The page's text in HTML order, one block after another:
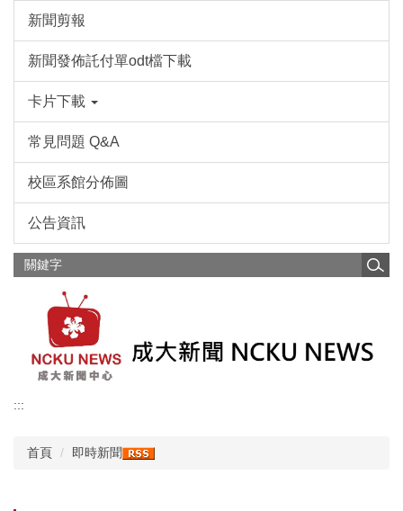
新聞剪報
新聞發佈託付單odt檔下載
卡片下載
常見問題 Q&A
校區系館分佈圖
公告資訊
:::
首頁 即時新聞